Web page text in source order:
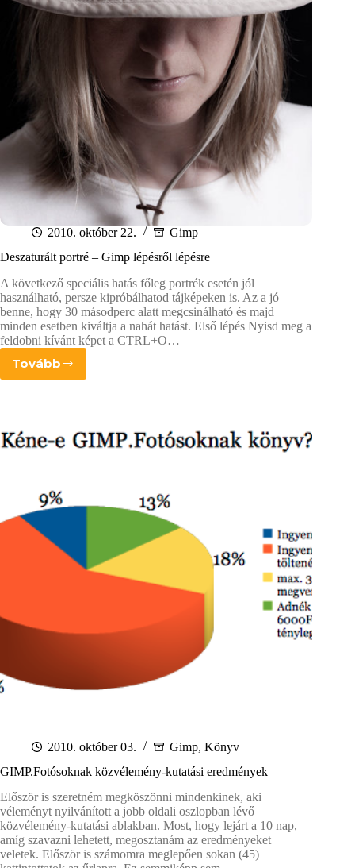
2010. október 22.
Gimp
Deszaturált portré – Gimp lépésről lépésre
A következő speciális hatás főleg portrék esetén jól
használható, persze kipróbálhatod tájképeken is. Az a jó
benne, hogy 30 másodperc alatt megcsinálható és majd
minden esetben kiváltja a nahát hatást. Első lépés Nyisd meg a
feldobni kívánt képet a CTRL+O…
TovábbDeszaturált
lépésről
lépésre
2010. október 03. Gimp, Könyv
GIMP.Fotósoknak közvélemény-kutatási eredmények
Először is szeretném megköszönni mindenkinek, aki
véleményt nyilvánított a jobb oldali oszlopban lévő
közvélemény-kutatási ablakban. Most, hogy lejárt a 10 nap,
amíg szavazni lehetett, megosztanám az eredményeket
veletek. Először is számomra meglepően sokan (45)